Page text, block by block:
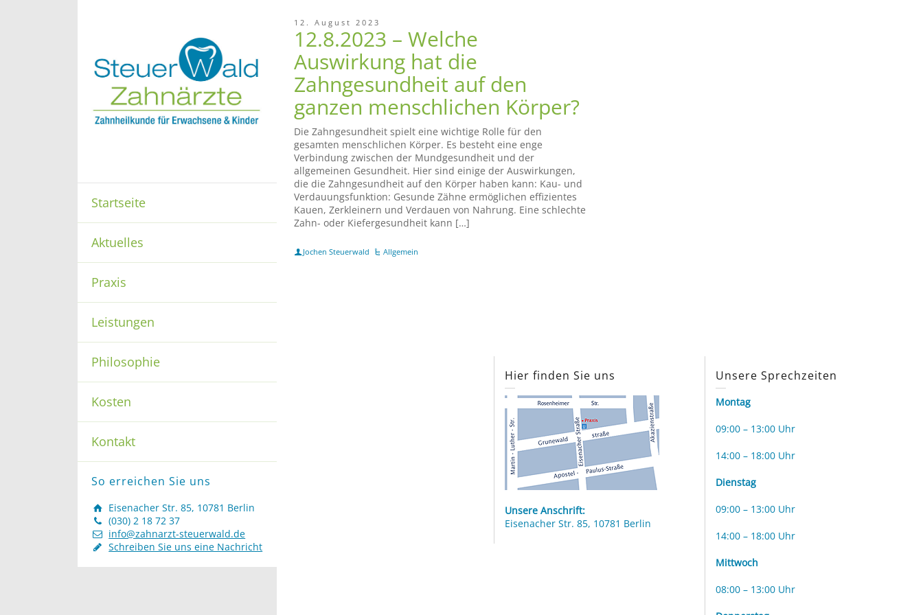
Startseite
Aktuelles
Praxis
Leistungen
Philosophie
Kosten
Kontakt
So erreichen Sie uns
Eisenacher Str. 85, 10781 Berlin
(030) 2 18 72 37
info@zahnarzt-steuerwald.de
Schreiben Sie uns eine Nachricht
12. August 2023
12.8.2023 – Welche
Auswirkung hat die
Zahngesundheit auf den
ganzen menschlichen Körper?
Die Zahngesundheit spielt eine wichtige Rolle für den
gesamten menschlichen Körper. Es besteht eine enge
Verbindung zwischen der Mundgesundheit und der
allgemeinen Gesundheit. Hier sind einige der Auswirkungen,
die die Zahngesundheit auf den Körper haben kann: Kau- und
Verdauungsfunktion: Gesunde Zähne ermöglichen effizientes
Kauen, Zerkleinern und Verdauen von Nahrung. Eine schlechte
Zahn- oder Kiefergesundheit kann […]
Jochen Steuerwald Allgemein
Hier finden Sie uns
Unsere Anschrift:
Eisenacher Str. 85, 10781 Berlin
Unsere Sprechzeiten
Montag
09:00 – 13:00 Uhr
14:00 – 18:00 Uhr
Dienstag
09:00 – 13:00 Uhr
14:00 – 18:00 Uhr
Mittwoch
08:00 – 13:00 Uhr